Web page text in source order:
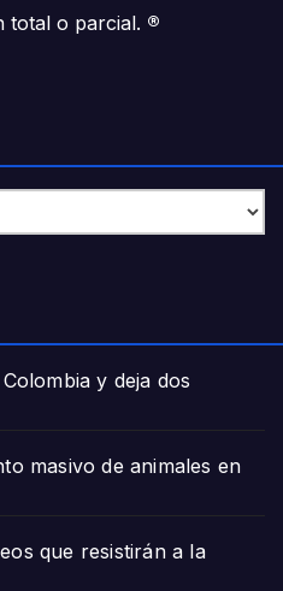
total o parcial. ®
y deja dos
masivo de animales en
que resistirán a la